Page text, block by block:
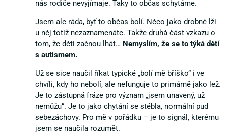
nás rodiče nevyjímaje. Taky to občas schytáme.
Jsem ale ráda, byť to občas bolí. Něco jako drobné lži
u něj totiž nezaznamenáte. Takže druhá část vzkazu o
tom, že děti začnou lhát… Nemyslím, že se to týká dětí
s autismem.
Už se sice naučil říkat typické „bolí mě bříško“ i ve
chvíli, kdy ho nebolí, ale nefunguje to primárně jako lež.
Je to zástupná fráze pro význam „jsem unavený, už
nemůžu“. Je to jako chytání se stébla, normální pud
sebezáchovy. Pro mě v pořádku – je to signál, kterému
jsem se naučila rozumět.